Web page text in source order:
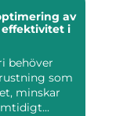
av
i
behöver
som
minskar